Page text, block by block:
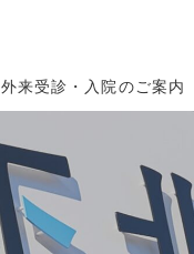
外来受診・入院のご案内